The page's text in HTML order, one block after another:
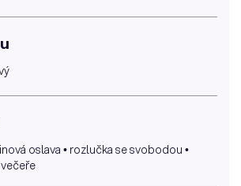
oslava • rozlučka se svobodou •